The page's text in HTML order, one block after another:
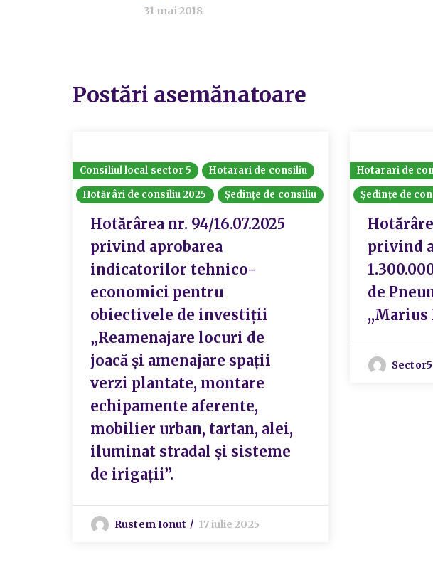
31 mai 2018
Postări asemănatoare
Consiliul local sector 5
Hotarari de consiliu
Hotărâri de consiliu 2025
Ședințe de consiliu
Hotărârea nr. 94/16.07.2025
privind aprobarea
indicatorilor tehnico-
economici pentru
obiectivele de investiții
„Reamenajare locuri de
joacă și amenajare spații
verzi plantate, montare
echipamente aferente,
mobilier urban, tartan, alei,
iluminat stradal și sisteme
de irigații”.
Rustem Ionut 17 iulie 2025
Hotarari de
Ședințe de
privind
de
,,Marius